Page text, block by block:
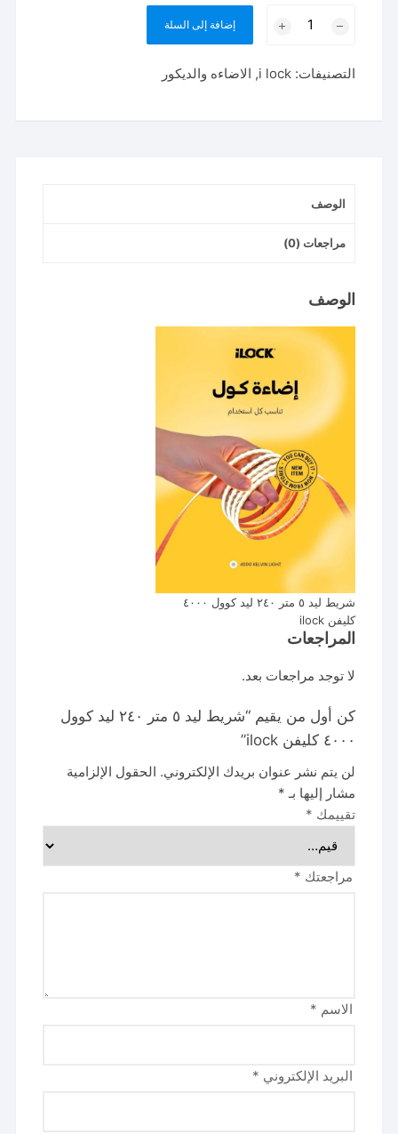
٥
كليفن
إضافة إلى السلة
التصنيفات:i lock
, الاضاءه والديكور
الوصف
مراجعات (0)
الوصف
شريط ليد ٥ متر ٢٤٠ ليد كوول ٤٠٠٠
كليفن ilock
المراجعات
لا توجد مراجعات بعد.
كن أول من يقيم “شريط ليد ٥ متر ٢٤٠ ليد كوول
٤٠٠٠ كليفن ilock”
لن يتم نشر عنوان بريدك الإلكتروني. الحقول الإلزامية
مشار إليها بـ *
تقييمك *
مراجعتك *
الاسم *
البريد الإلكتروني *